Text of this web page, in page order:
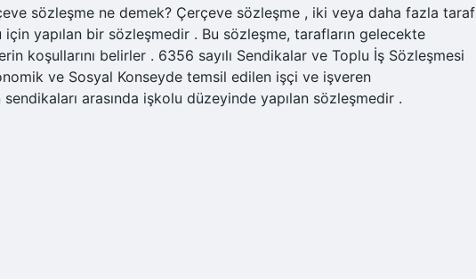
sözleşme ne demek? Çerçeve sözleşme , iki veya daha fazla taraf
yapılan bir sözleşmedir . Bu sözleşme, tarafların gelecekte
koşullarını belirler . 6356 sayılı Sendikalar ve Toplu İş Sözleşmesi
ve Sosyal Konseyde temsil edilen işçi ve işveren
arasında işkolu düzeyinde yapılan sözleşmedir .